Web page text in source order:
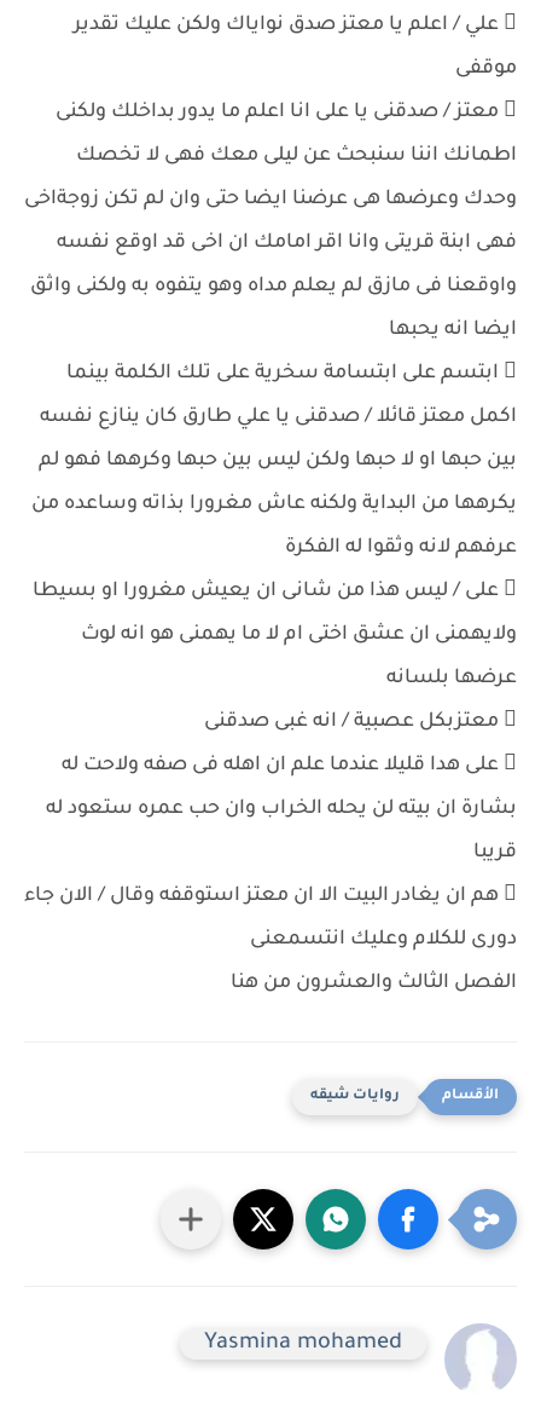
 علي / اعلم يا معتز صدق نواياك ولكن عليك تقدير
موقفى
 معتز / صدقنى يا على انا اعلم ما يدور بداخلك ولكنى
اطمانك اننا سنبحث عن ليلى معك فهى لا تخصك
وحدك وعرضها هى عرضنا ايضا حتى وان لم تكن زوجةاخى
فهى ابنة قريتى وانا اقر امامك ان اخى قد اوقع نفسه
واوقعنا فى مازق لم يعلم مداه وهو يتفوه به ولكنى واثق
ايضا انه يحبها
 ابتسم على ابتسامة سخرية على تلك الكلمة بينما
اكمل معتز قائلا / صدقنى يا علي طارق كان ينازع نفسه
بين حبها او لا حبها ولكن ليس بين حبها وكرهها فهو لم
يكرهها من البداية ولكنه عاش مغرورا بذاته وساعده من
عرفهم لانه وثقوا له الفكرة
 على / ليس هذا من شانى ان يعيش مغرورا او بسيطا
ولايهمنى ان عشق اختى ام لا ما يهمنى هو انه لوث
عرضها بلسانه
 معتزبكل عصبية / انه غبى صدقنى
 على هدا قليلا عندما علم ان اهله فى صفه ولاحت له
بشارة ان بيته لن يحله الخراب وان حب عمره ستعود له
قريبا
 هم ان يغادر البيت الا ان معتز استوقفه وقال / الان جاء
دورى للكلام وعليك انتسمعنى
الفصل الثالث والعشرون من هنا
روايات شيقه
Yasmina mohamed